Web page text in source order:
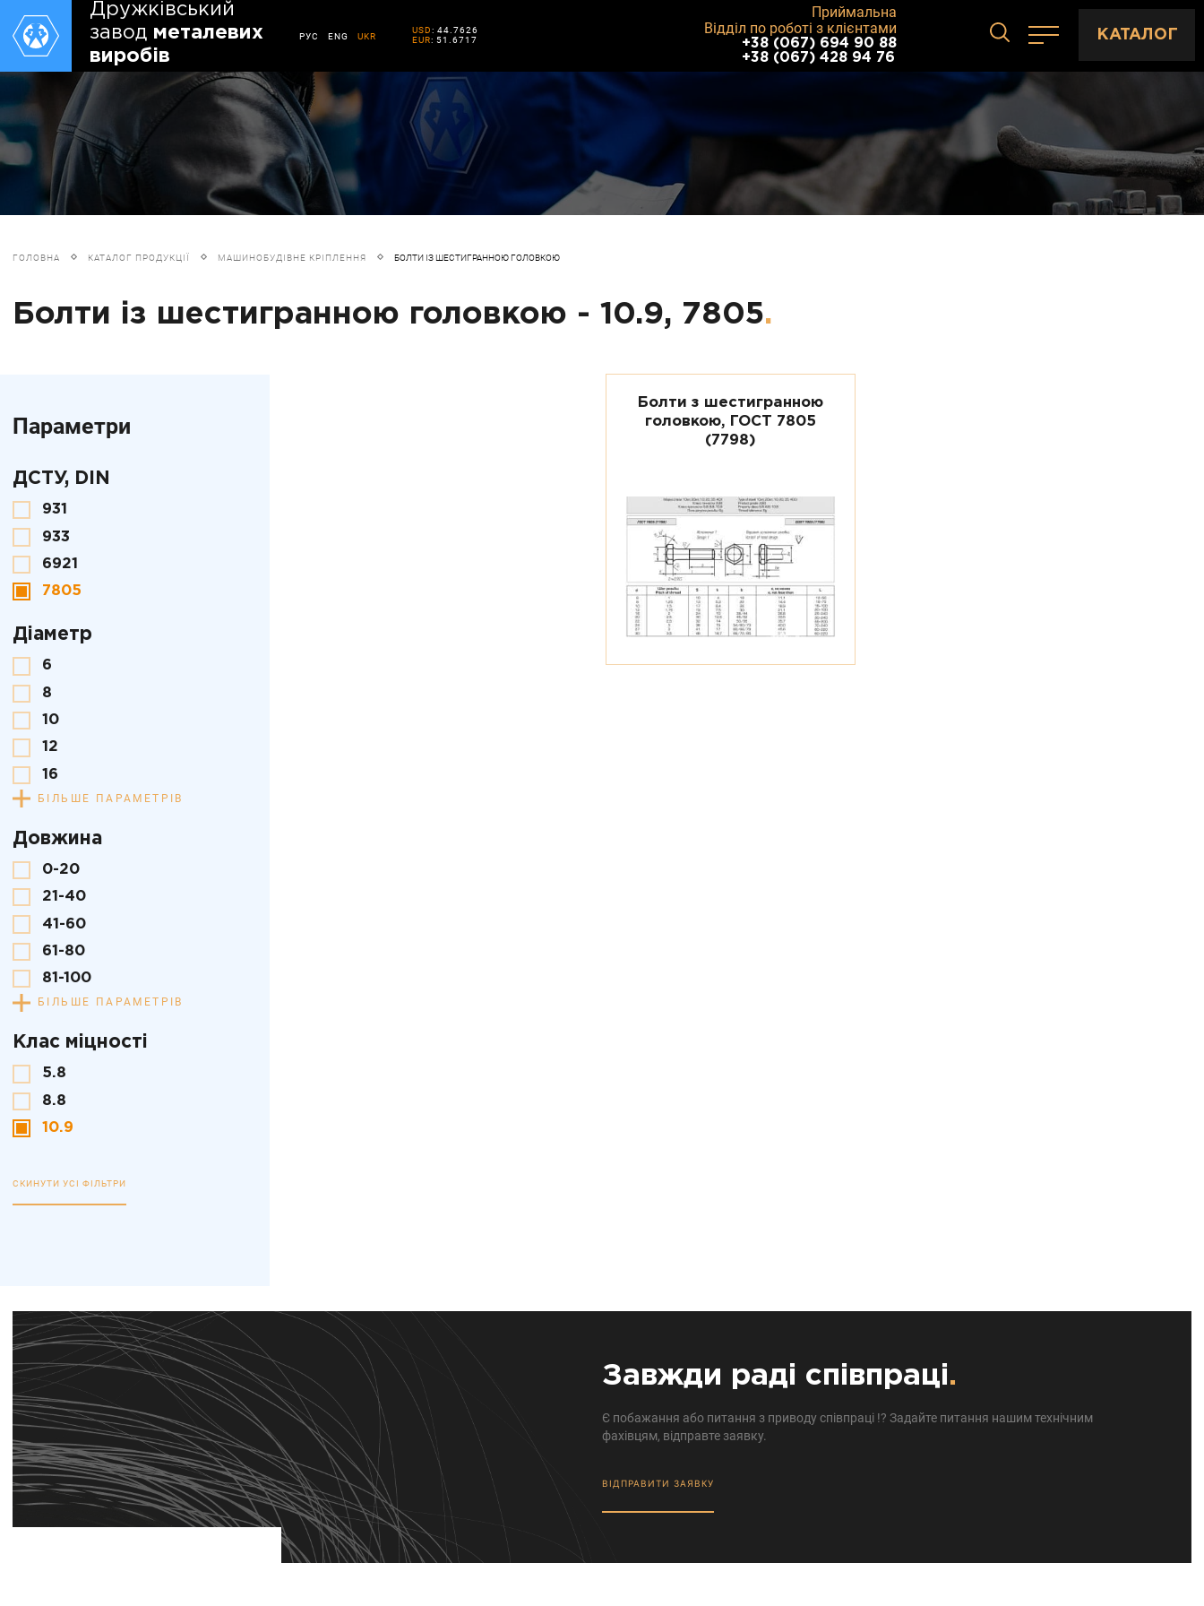
Дружківський
завод металевих
виробів
РУС ENG UKR
USD: 44.7626
EUR: 51.6717
Приймальна
Відділ по роботі з клієнтами
+38 (067) 694 90 88
+38 (067) 428 94 76
КАТАЛОГ
ГОЛОВНА КАТАЛОГ ПРОДУКЦІЇ МАШИНОБУДІВНЕ КРІПЛЕННЯ БОЛТИ ІЗ ШЕСТИГРАННОЮ ГОЛОВКОЮ
Болти із шестигранною головкою - 10.9, 7805.
Параметри
ДСТУ, DIN
931
933
6921
7805
Діаметр
6
8
10
12
16
БІЛЬШЕ ПАРАМЕТРІВ
Довжина
0-20
21-40
41-60
61-80
81-100
БІЛЬШЕ ПАРАМЕТРІВ
Клас міцності
5.8
8.8
10.9
СКИНУТИ УСІ ФІЛЬТРИ
Болти з шестигранною
головкою, ГОСТ 7805
(7798)
Завжди раді співпраці.
Є побажання або питання з приводу співпраці !? Задайте питання нашим технічним
фахівцям, відправте заявку.
ВІДПРАВИТИ ЗАЯВКУ